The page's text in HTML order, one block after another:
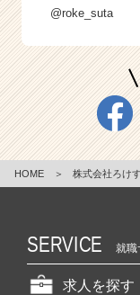
@roke_suta
HOME ＞ 株式会社ろけ
SERVICE 就職
求人を探す